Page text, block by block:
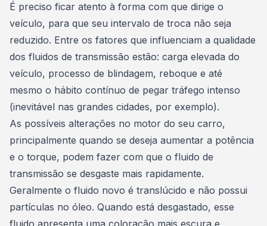
É preciso ficar atento à forma com que dirige o
veículo, para que seu intervalo de troca não seja
reduzido. Entre os fatores que influenciam a qualidade
dos fluidos de transmissão estão: carga elevada do
veículo, processo de blindagem, reboque e até
mesmo o hábito contínuo de pegar tráfego intenso
(inevitável nas grandes cidades, por exemplo).
As possíveis alterações no motor do seu carro,
principalmente quando se deseja aumentar a potência
e o torque, podem fazer com que o fluido de
transmissão se desgaste mais rapidamente.
Geralmente o fluido novo é translúcido e não possui
partículas no óleo. Quando está desgastado, esse
fluido apresenta uma coloração mais escura e